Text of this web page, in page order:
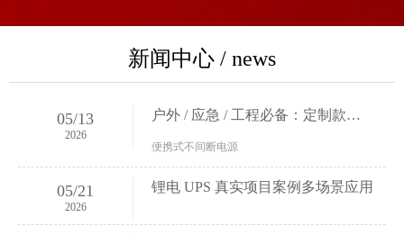
新闻中心 / news
05/13
2026
户外 / 应急 / 工程必备：定制款拉杆箱移动 UPS 电源，解决 90% 用电难题！
便携式不间断电源
05/21
2026
锂电 UPS 真实项目案例多场景应用